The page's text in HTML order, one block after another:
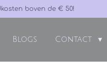
boven de € 50!
Blogs Contact